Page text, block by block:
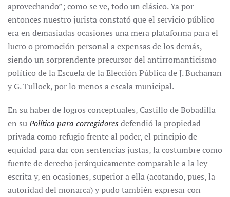
aprovechando”; como se ve, todo un clásico. Ya por
entonces nuestro jurista constató que el servicio público
era en demasiadas ocasiones una mera plataforma para el
lucro o promoción personal a expensas de los demás,
siendo un sorprendente precursor del antirromanticismo
político de la Escuela de la Elección Pública de J. Buchanan
y G. Tullock, por lo menos a escala municipal.
En su haber de logros conceptuales, Castillo de Bobadilla
en suPolítica para corregidores defendió la propiedad
privada como refugio frente al poder, el principio de
equidad para dar con sentencias justas, la costumbre como
fuente de derecho jerárquicamente comparable a la ley
escrita y, en ocasiones, superior a ella (acotando, pues, la
autoridad del monarca) y pudo también expresar con